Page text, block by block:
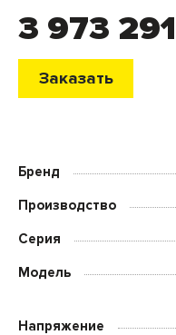
3 973 291
Заказать
Бренд
Производство
Серия
Модель
Напряжение